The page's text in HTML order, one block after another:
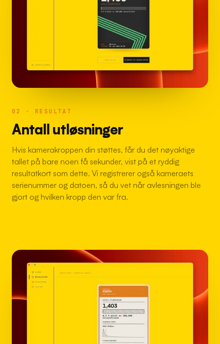
02 · RESULTAT
Antall utløsninger
Hvis kamerakroppen din støttes, får du det nøyaktige
tallet på bare noen få sekunder, vist på et ryddig
resultatkort som dette. Vi registrerer også kameraets
serienummer og datoen, så du vet når avlesningen ble
gjort og hvilken kropp den var fra.